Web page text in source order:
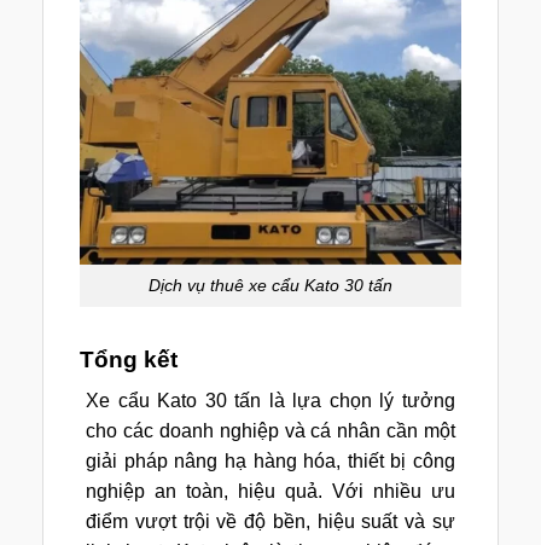
Dịch vụ thuê xe cẩu Kato 30 tấn
Tổng kết
Xe cẩu Kato 30 tấn là lựa chọn lý tưởng
cho các doanh nghiệp và cá nhân cần một
giải pháp nâng hạ hàng hóa, thiết bị công
nghiệp an toàn, hiệu quả. Với nhiều ưu
điểm vượt trội về độ bền, hiệu suất và sự